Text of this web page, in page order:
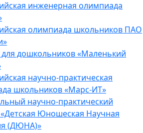
инженерная олимпиада
олимпиада школьников ПАО
для дошкольников «Маленький
научно-практическая
школьников «Марс-ИТ»
научно-практический
«Детская Юношеская Научная
(ДЮНА)»